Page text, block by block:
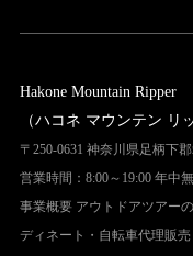
Hakone Mountain Ripper
（ハコネ マウンテン リ
〒250-0631 神奈川県足柄下
営業時間：8:00～19:00 年中
事業概要 アウトドアツアー
ディネート・自転車代理販